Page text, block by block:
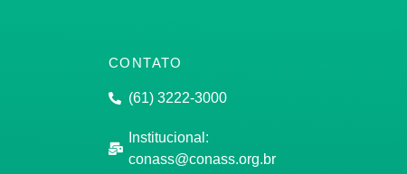
CONTATO
(61) 3222-3000
Institucional:
conass@conass.org.br